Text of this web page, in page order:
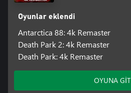
Oyunlar eklendi
Antarctica 88: 4k Remaster
Death Park 2: 4k Remaster
Death Park: 4k Remaster
OYUNA GİT